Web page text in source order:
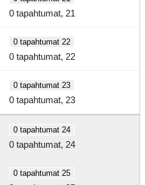
0 tapahtumat, 21
0 tapahtumat 22
0 tapahtumat, 22
0 tapahtumat 23
0 tapahtumat, 23
0 tapahtumat 24
0 tapahtumat, 24
0 tapahtumat 25